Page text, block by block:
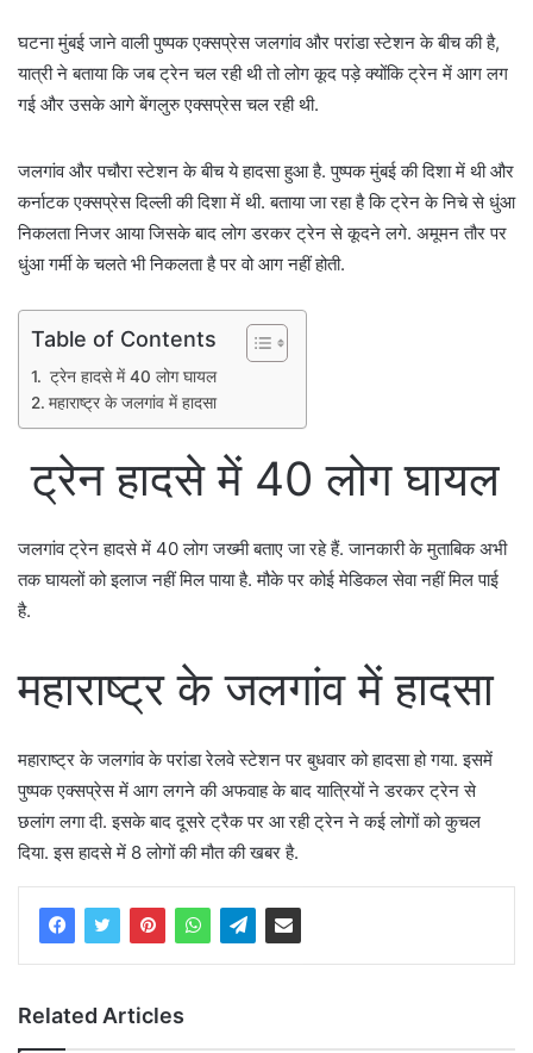
घटना मुंबई जाने वाली पुष्पक एक्सप्रेस जलगांव और परांडा स्टेशन के बीच की है,
यात्री ने बताया कि जब ट्रेन चल रही थी तो लोग कूद पड़े क्योंकि ट्रेन में आग लग
गई और उसके आगे बेंगलुरु एक्सप्रेस चल रही थी.
जलगांव और पचौरा स्टेशन के बीच ये हादसा हुआ है. पुष्पक मुंबई की दिशा में थी और
कर्नाटक एक्सप्रेस दिल्ली की दिशा में थी. बताया जा रहा है कि ट्रेन के निचे से धुंआ
निकलता निजर आया जिसके बाद लोग डरकर ट्रेन से कूदने लगे. अमूमन तौर पर
धुंआ गर्मी के चलते भी निकलता है पर वो आग नहीं होती.
Table of Contents
ट्रेन हादसे में 40 लोग घायल
महाराष्ट्र के जलगांव में हादसा
ट्रेन हादसे में 40 लोग घायल
जलगांव ट्रेन हादसे में 40 लोग जख्मी बताए जा रहे हैं. जानकारी के मुताबिक अभी
तक घायलों को इलाज नहीं मिल पाया है. मौके पर कोई मेडिकल सेवा नहीं मिल पाई
है.
महाराष्ट्र के जलगांव में हादसा
महाराष्ट्र के जलगांव के परांडा रेलवे स्टेशन पर बुधवार को हादसा हो गया. इसमें
पुष्पक एक्सप्रेस में आग लगने की अफवाह के बाद यात्रियों ने डरकर ट्रेन से
छलांग लगा दी. इसके बाद दूसरे ट्रैक पर आ रही ट्रेन ने कई लोगों को कुचल
दिया. इस हादसे में 8 लोगों की मौत की खबर है.
Related Articles